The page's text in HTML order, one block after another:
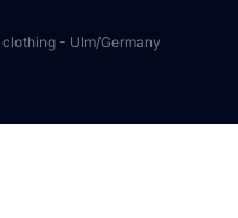
- Ulm/Germany